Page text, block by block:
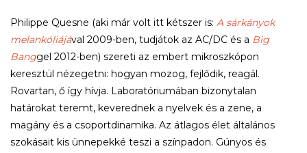
Philippe Quesne (aki már volt itt kétszer is: A sárkányok
melankóliájával 2009-ben, tudjátok az AC/DC és a Big
Banggel 2012-ben) szereti az embert mikroszkópon
keresztül nézegetni: hogyan mozog, fejlődik, reagál.
Rovartan, ő így hívja. Laboratóriumában bizonytalan
határokat teremt, keverednek a nyelvek és a zene, a
magány és a csoportdinamika. Az átlagos élet általános
szokásait kis ünnepekké teszi a színpadon. Gúnyos és